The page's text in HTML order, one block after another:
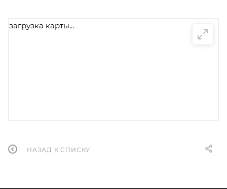
загрузка карты...
НАЗАД К СПИСКУ